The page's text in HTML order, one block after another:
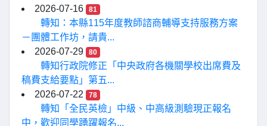
2026-07-16
81
轉知：本縣115年度教師諮商輔導支持服務方案
－團體工作坊，請貴...
2026-07-29
80
轉知行政院修正「中央政府各機關學校出席費及
稿費支給要點」第五...
2026-07-22
78
轉知「全民英檢」中級、中高級測驗現正報名
中，歡迎同學踴躍報名...